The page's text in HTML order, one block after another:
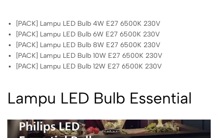
[PACK] Lampu LED Bulb 4W E27 6500K 230V
[PACK] Lampu LED Bulb 6W E27 6500K 230V
[PACK] Lampu LED Bulb 8W E27 6500K 230V
[PACK] Lampu LED Bulb 10W E27 6500K 230V
[PACK] Lampu LED Bulb 12W E27 6500K 230V
Lampu LED Bulb Essential